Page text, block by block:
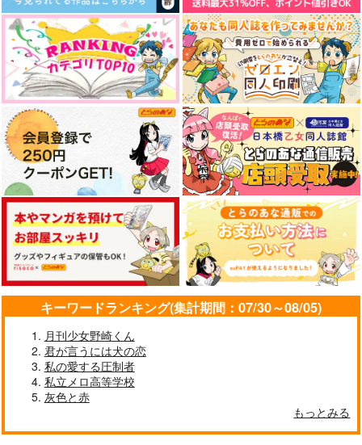
キーワードランキング(集計期間：07/30～08/05)
月刊少女野崎くん
君が言うには犬の恋
私の愛する圧制者
私立メロ高等学校
灰色と赤
もっとみる